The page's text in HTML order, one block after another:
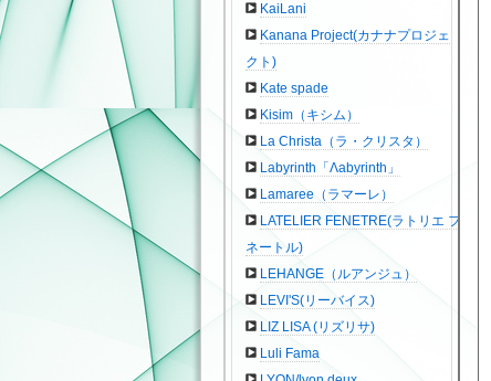
KaiLani
Kanana Project(カナナプロジェ
クト)
Kate spade
Kisim（キシム）
La Christa（ラ・クリスタ）
Labyrinth「Λabyrinth」
Lamaree（ラマーレ）
LATELIER FENETRE(ラトリエ フ
ネートル)
LEHANGE（ルアンジュ）
LEVI'S(リーバイス)
LIZ LISA (リズリサ)
Luli Fama